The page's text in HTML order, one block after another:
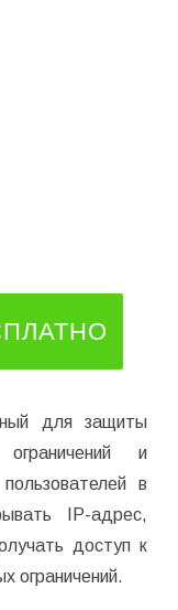
для защиты
ограничений и
в
IP-адрес,
доступ к
ограничений.